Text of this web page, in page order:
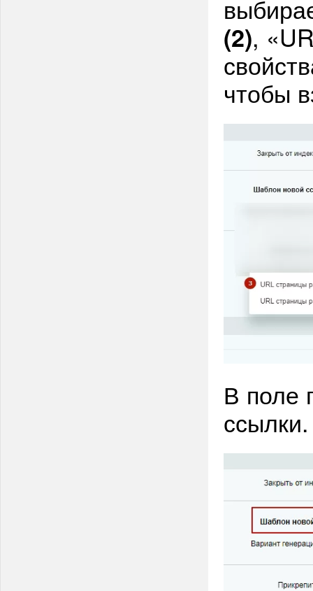
(2),
чтобы
В поле
ссылки.